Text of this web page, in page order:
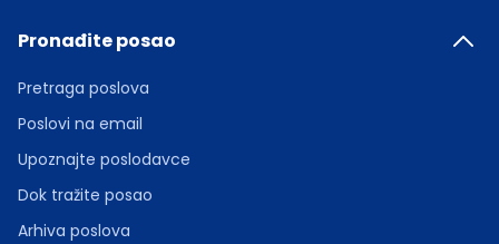
Pronađite posao
Pretraga poslova
Poslovi na email
Upoznajte poslodavce
Dok tražite posao
Arhiva poslova